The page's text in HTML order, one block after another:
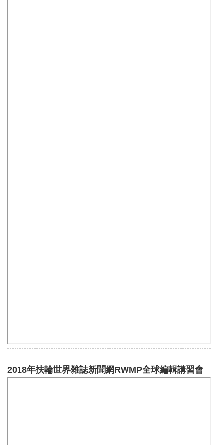
2018年扶輪世界雜誌新聞網RWMP全球編輯講習會